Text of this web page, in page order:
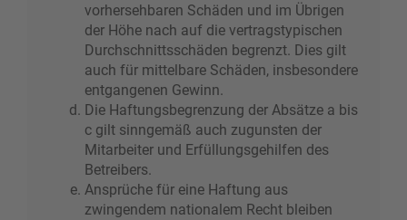
vorhersehbaren Schäden und im Übrigen
der Höhe nach auf die vertragstypischen
Durchschnittsschäden begrenzt. Dies gilt
auch für mittelbare Schäden, insbesondere
entgangenen Gewinn.
Die Haftungsbegrenzung der Absätze a bis
c gilt sinngemäß auch zugunsten der
Mitarbeiter und Erfüllungsgehilfen des
Betreibers.
Ansprüche für eine Haftung aus
zwingendem nationalem Recht bleiben